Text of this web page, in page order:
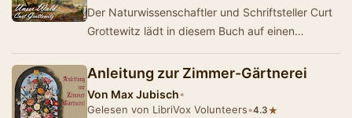
Der Naturwissenschaftler und Schriftsteller Curt
Grottewitz lädt in diesem Buch auf einen
Anleitung zur Zimmer-Gärtnerei
Von Max Jubisch•
Gelesen von LibriVox Volunteers•4.3★